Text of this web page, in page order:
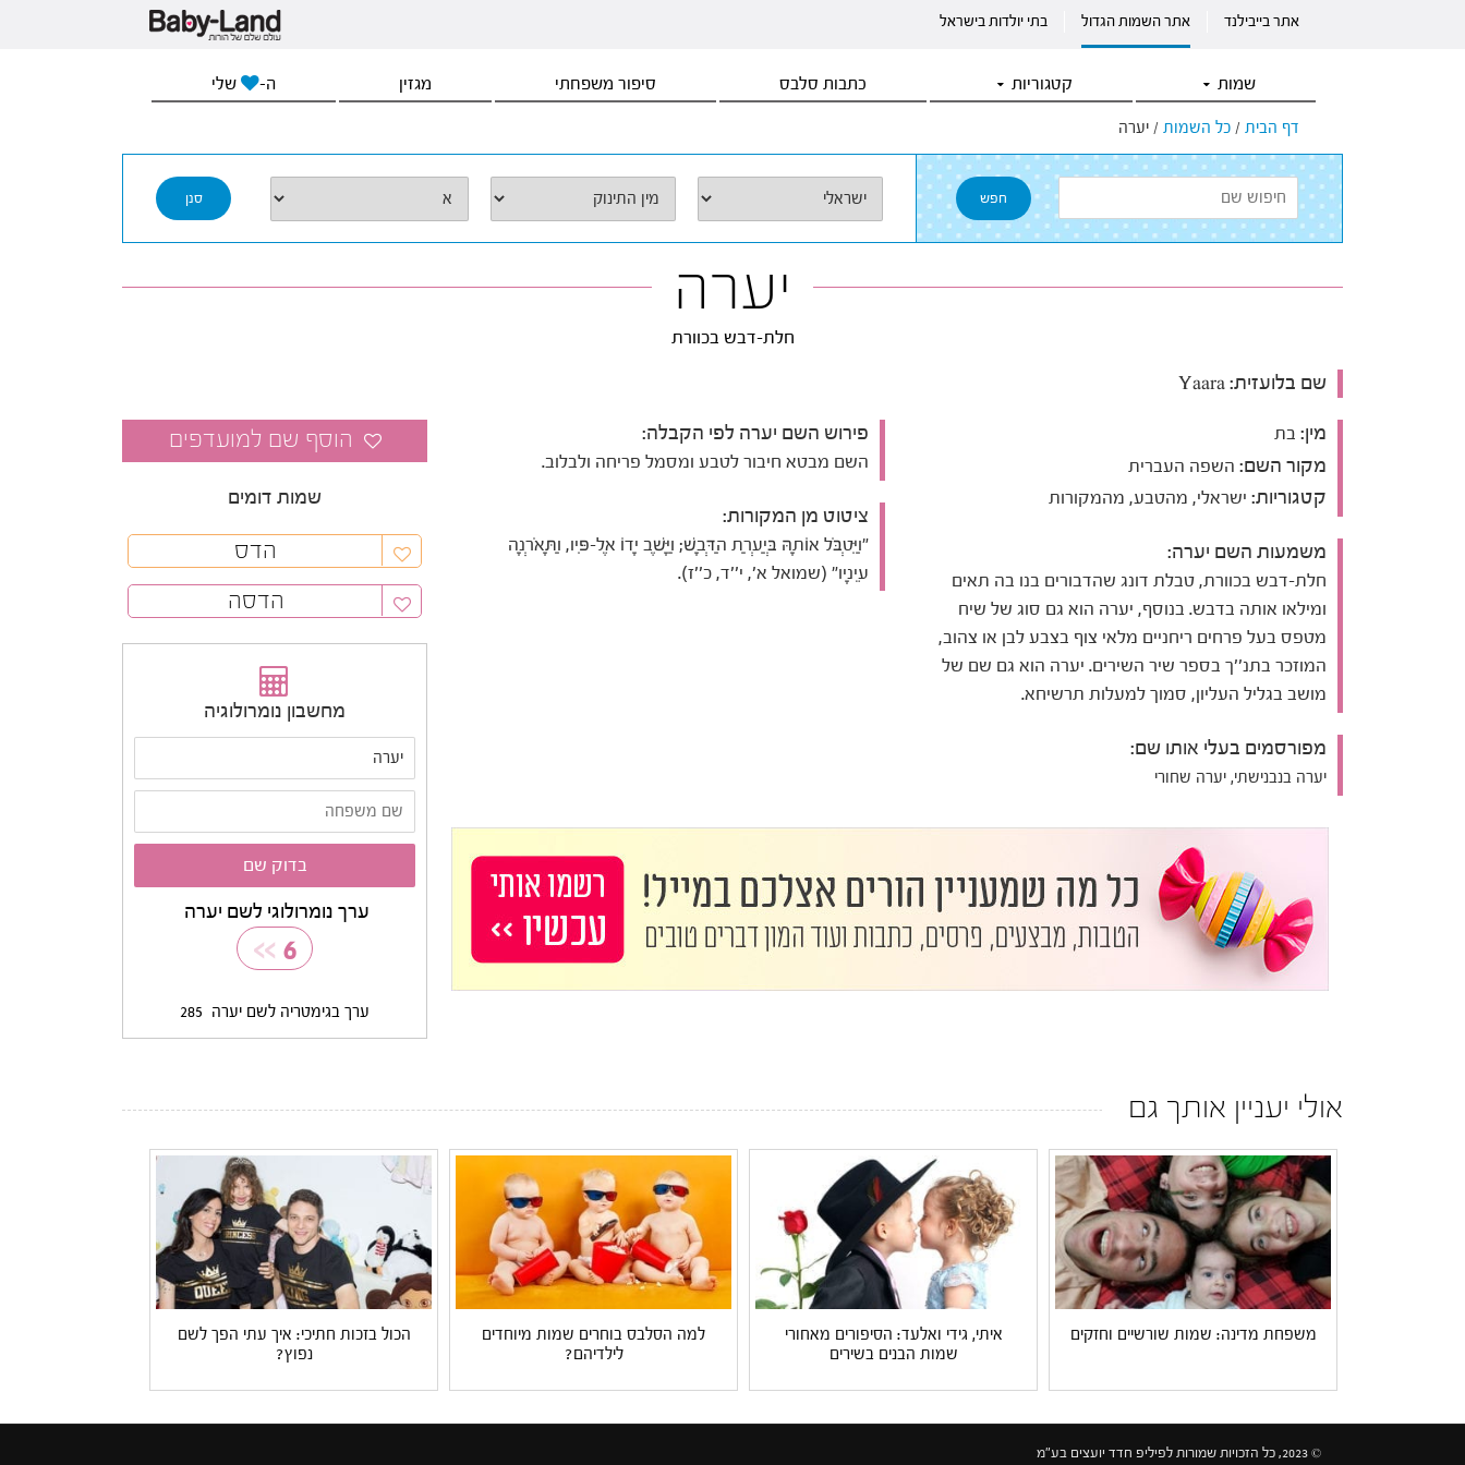
אתר בייבילנד אתר השמות הגדול בתי יולדות בישראל
שמות קטגוריות כתבות סלבס סיפור משפחתי מגזין ה- שלי
דף הבית / כל השמות / יערה
יערה
חלת-דבש בכוורת
שם בלועזית:
מין: בת
מקור השם: השפה העברית
קטגוריות: ישראלי, מהטבע, מהמקורות
משמעות השם יערה:
חלת-דבש בכוורת, טבלת דונג שהדבורים בנו בה תאים
ומילאו אותה בדבש. בנוסף, יערה הוא גם סוג של שיח
מטפס בעל פרחים ריחניים מלאי צוף בצבע לבן או צהוב,
המוזכר בתנ''ך בספר שיר השירים. יערה הוא גם שם של
מושב בגליל העליון, סמוך למעלות תרשיחא.
מפורסמים בעלי אותו שם:
יערה בנבנישתי, יערה שחורי
פירוש השם יערה לפי הקבלה:
השם מבטא חיבור לטבע ומסמל פריחה ולבלוב.
ציטוט מן המקורות:
"וַיִּטְבֹּל אוֹתָהּ בְּיַעְרַת הַדְּבָשׁ; וַיָּשֶׁב יָדוֹ אֶל-פִּיו, וַתָּאֹרְנָה
עֵינָיו" (שמואל א', י''ד, כ''ז).
שמות דומים
הדס
הדסה
מחשבון נומרולוגיה
ערך נומרולוגי לשם יערה
6
>>
ערך בגימטריה לשם יערה 285
אולי יעניין אותך גם
משפחת מדינה: שמות שורשיים וחזקים
איתי, גידי ואלעד: הסיפורים מאחורי
שמות הבנים בשירים
למה הסלבס בוחרים שמות מיוחדים
לילדיהם?
הכול בזכות חתיכי: איך עתי הפך לשם
נפוץ?
© 2023, כל הזכויות שמורות לפיליפ חדד יועצים בע"מ